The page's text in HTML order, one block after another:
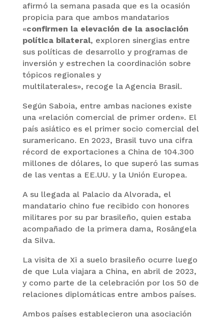
afirmó la semana pasada que es la ocasión
propicia para que ambos mandatarios
«confirmen la elevación de la asociación
política bilateral, exploren sinergias entre
sus políticas de desarrollo y programas de
inversión y estrechen la coordinación sobre
tópicos regionales y
multilaterales», recoge la Agencia Brasil.
Según Saboia, entre ambas naciones existe
una «relación comercial de primer orden». El
país asiático es el primer socio comercial del
suramericano. En 2023, Brasil tuvo una cifra
récord de exportaciones a China de 104.300
millones de dólares, lo que superó las sumas
de las ventas a EE.UU. y la Unión Europea.
A su llegada al Palacio da Alvorada, el
mandatario chino fue recibido con honores
militares por su par brasileño, quien estaba
acompañado de la primera dama, Rosângela
da Silva.
La visita de Xi a suelo brasileño ocurre luego
de que Lula viajara a China, en abril de 2023,
y como parte de la celebración por los 50 de
relaciones diplomáticas entre ambos países.
Ambos países establecieron una asociación